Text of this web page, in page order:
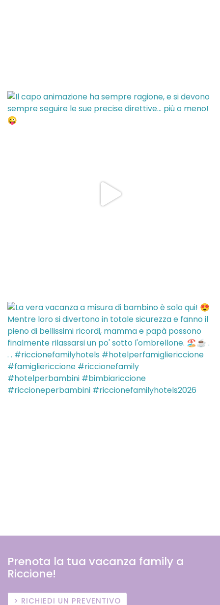
Prenota la tua vacanza family a
Riccione!
RICHIEDI UN PREVENTIVO